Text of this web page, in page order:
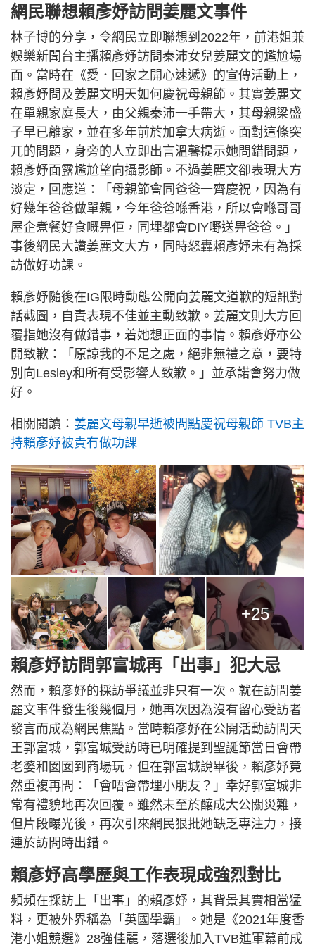
網民聯想賴彥妤訪問姜麗文事件
林子博的分享，令網民立即聯想到2022年，前港姐兼
娛樂新聞台主播賴彥妤訪問秦沛女兒姜麗文的尷尬場
面。當時在《愛．回家之開心速遞》的宣傳活動上，
賴彥妤問及姜麗文明天如何慶祝母親節。其實姜麗文
在單親家庭長大，由父親秦沛一手帶大，其母親梁盛
子早已離家，並在多年前於加拿大病逝。面對這條突
兀的問題，身旁的人立即出言溫馨提示她問錯問題，
賴彥妤面露尷尬望向攝影師。不過姜麗文卻表現大方
淡定，回應道：「母親節會同爸爸一齊慶祝，因為有
好幾年爸爸做單親，今年爸爸喺香港，所以會喺哥哥
屋企煮餐好食嘅畀佢，同埋都會DIY嘢送畀爸爸。」
事後網民大讚姜麗文大方，同時怒轟賴彥妤未有為採
訪做好功課。
賴彥妤隨後在IG限時動態公開向姜麗文道歉的短訊對
話截圖，自責表現不佳並主動致歉。姜麗文則大方回
覆指她沒有做錯事，着她想正面的事情。賴彥妤亦公
開致歉：「原諒我的不足之處，絕非無禮之意，要特
別向Lesley和所有受影響人致歉。」並承諾會努力做
好。
相關閱讀： 姜麗文母親早逝被問點慶祝母親節 TVB主
持賴彥妤被責冇做功課
+25
賴彥妤訪問郭富城再「出事」犯大忌
然而，賴彥妤的採訪爭議並非只有一次。就在訪問姜
麗文事件發生後幾個月，她再次因為沒有留心受訪者
發言而成為網民焦點。當時賴彥妤在公開活動訪問天
王郭富城，郭富城受訪時已明確提到聖誕節當日會帶
老婆和囡囡到商場玩，但在郭富城說畢後，賴彥妤竟
然重複再問：「會唔會帶埋小朋友？」幸好郭富城非
常有禮貌地再次回覆。雖然未至於釀成大公關災難，
但片段曝光後，再次引來網民狠批她缺乏專注力，接
連於訪問時出錯。
賴彥妤高學歷與工作表現成強烈對比
頻頻在採訪上「出事」的賴彥妤，其背景其實相當猛
料，更被外界稱為「英國學霸」。她是《2021年度香
港小姐競選》28強佳麗，落選後加入TVB進軍幕前成